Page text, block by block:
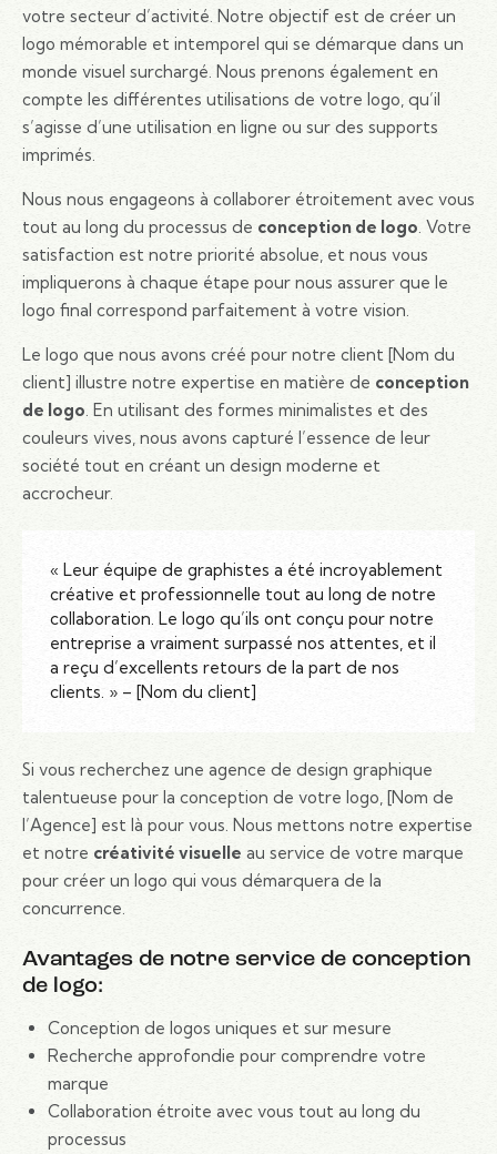
votre secteur d’activité. Notre objectif est de créer un
logo mémorable et intemporel qui se démarque dans un
monde visuel surchargé. Nous prenons également en
compte les différentes utilisations de votre logo, qu’il
s’agisse d’une utilisation en ligne ou sur des supports
imprimés.
Nous nous engageons à collaborer étroitement avec vous
tout au long du processus de conception de logo . Votre
satisfaction est notre priorité absolue, et nous vous
impliquerons à chaque étape pour nous assurer que le
logo final correspond parfaitement à votre vision.
Le logo que nous avons créé pour notre client [Nom du
client] illustre notre expertise en matière de conception
de logo . En utilisant des formes minimalistes et des
couleurs vives, nous avons capturé l’essence de leur
société tout en créant un design moderne et
accrocheur.
« Leur équipe de graphistes a été incroyablement
créative et professionnelle tout au long de notre
collaboration. Le logo qu’ils ont conçu pour notre
entreprise a vraiment surpassé nos attentes, et il
a reçu d’excellents retours de la part de nos
clients. » – [Nom du client]
Si vous recherchez une agence de design graphique
talentueuse pour la conception de votre logo, [Nom de
l’Agence] est là pour vous. Nous mettons notre expertise
et notre créativité visuelle au service de votre marque
pour créer un logo qui vous démarquera de la
concurrence.
Avantages de notre service de conception
de logo:
Conception de logos uniques et sur mesure
Recherche approfondie pour comprendre votre
marque
Collaboration étroite avec vous tout au long du
processus